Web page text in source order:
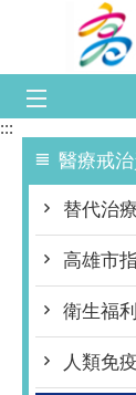
跳到主要內容區
:::
醫療戒
替代治
高雄市
衛生福
人類免